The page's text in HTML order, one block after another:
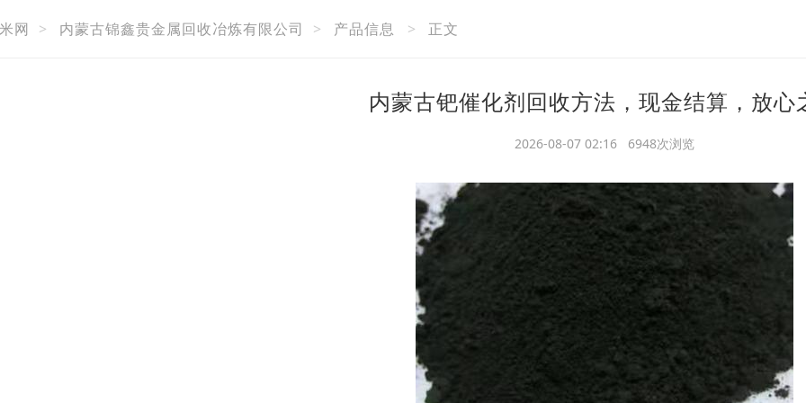
网 > 内蒙古锦鑫贵金属回收冶炼有限公司 > 产品信息 > 正文
内蒙古钯催化剂回收方法，现金结算，放心
2026-08-07 02:16 6948次浏览